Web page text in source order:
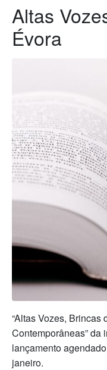
Altas
Évora
“Altas Vozes, Brincas
Contemporâneas” da
lançamento
janeiro.